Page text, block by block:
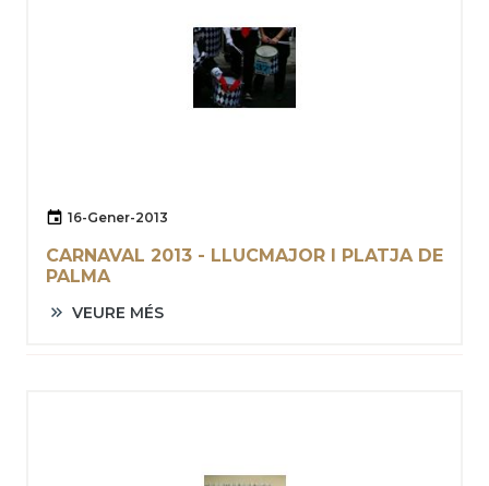
16-Gener-2013
CARNAVAL 2013 - LLUCMAJOR I PLATJA DE
PALMA
VEURE MÉS